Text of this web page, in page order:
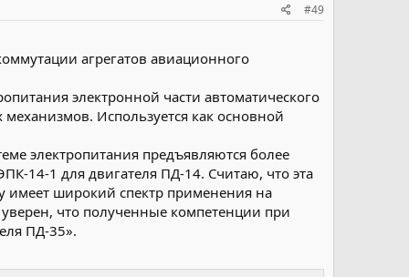
#49
агрегатов авиационного
электронной части автоматического
Используется как основной
электропитания предъявляются более
14-1 для двигателя ПД-14. Считаю, что эта
имеет широкий спектр применения на
что полученные компетенции при
ПД-35».